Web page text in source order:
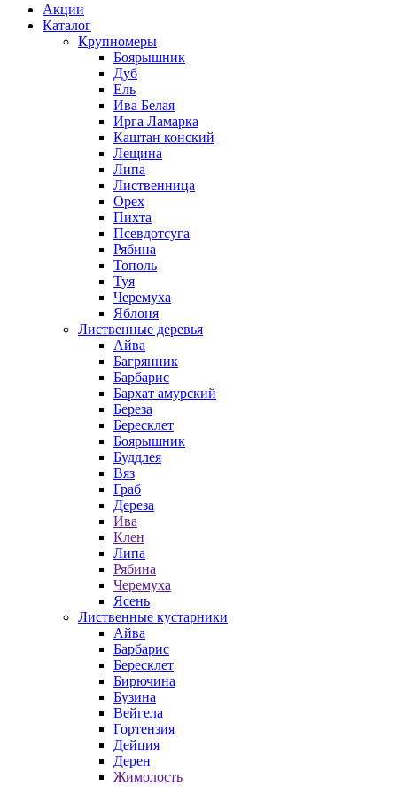
Акции
Каталог
Крупномеры
Боярышник
Дуб
Ель
Ива Белая
Ирга Ламарка
Каштан конский
Лещина
Липа
Лиственница
Орех
Пихта
Псевдотсуга
Рябина
Тополь
Туя
Черемуха
Яблоня
Лиственные деревья
Айва
Багрянник
Барбарис
Бархат амурский
Береза
Бересклет
Боярышник
Буддлея
Вяз
Граб
Дереза
Ива
Клен
Липа
Рябина
Черемуха
Ясень
Лиственные кустарники
Айва
Барбарис
Бересклет
Бирючина
Бузина
Вейгела
Гортензия
Дейция
Дерен
Жимолость